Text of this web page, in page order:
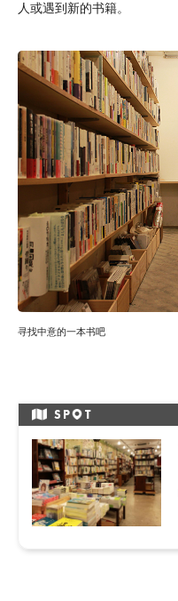
人或遇到新的书籍。
寻找中意的一本书吧
SP T